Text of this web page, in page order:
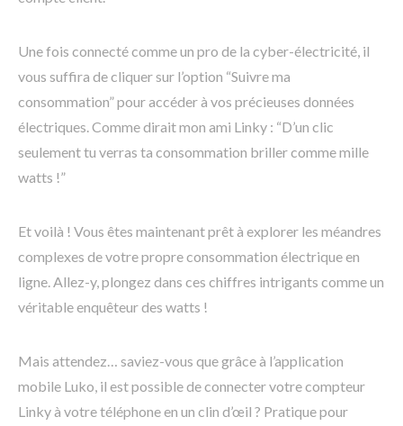
Une fois connecté comme un pro de la cyber-électricité, il
vous suffira de cliquer sur l’option “Suivre ma
consommation” pour accéder à vos précieuses données
électriques. Comme dirait mon ami Linky : “D’un clic
seulement tu verras ta consommation briller comme mille
watts !”
Et voilà ! Vous êtes maintenant prêt à explorer les méandres
complexes de votre propre consommation électrique en
ligne. Allez-y, plongez dans ces chiffres intrigants comme un
véritable enquêteur des watts !
Mais attendez… saviez-vous que grâce à l’application
mobile Luko, il est possible de connecter votre compteur
Linky à votre téléphone en un clin d’œil ? Pratique pour